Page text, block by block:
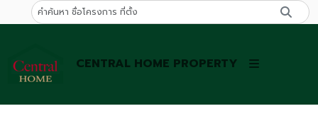
CENTRAL HOME PROPERTY